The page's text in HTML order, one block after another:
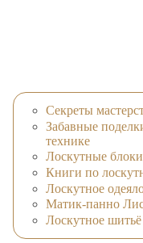
Секреты
Забавные
технике
Лоскутные блоки
Книги по
Лоскутное
Матик-панно
Лоскутное шитьё